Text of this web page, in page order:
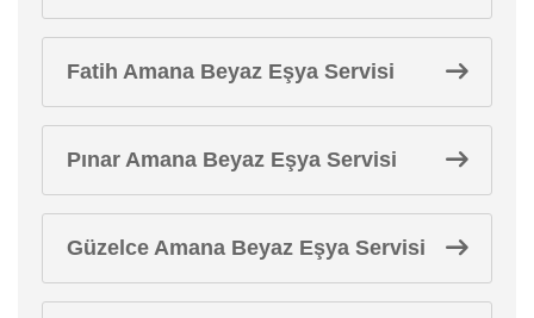
Fatih Amana Beyaz Eşya Servisi
Pınar Amana Beyaz Eşya Servisi
Güzelce Amana Beyaz Eşya Servisi